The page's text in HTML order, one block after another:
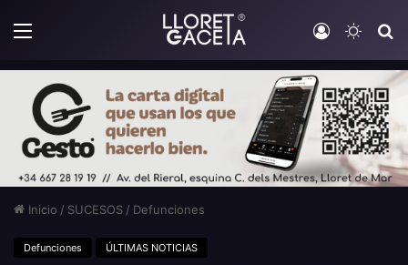
Menú Iniciar
Inicio / SUCESOS / Defunciones
Defunciones ÚLTIMAS NOTICIAS